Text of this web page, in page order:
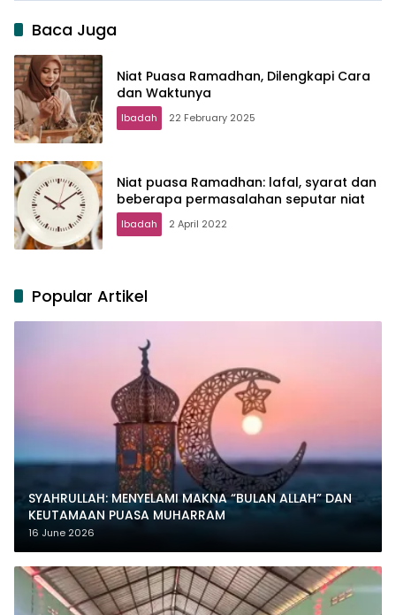
Baca Juga
Niat Puasa Ramadhan, Dilengkapi Cara
dan Waktunya
Ibadah 22 February 2025
Niat puasa Ramadhan: lafal, syarat dan
beberapa permasalahan seputar niat
Ibadah 2 April 2022
Popular Artikel
SYAHRULLAH: MENYELAMI MAKNA “BULAN ALLAH” DAN
KEUTAMAAN PUASA MUHARRAM
16 June 2026